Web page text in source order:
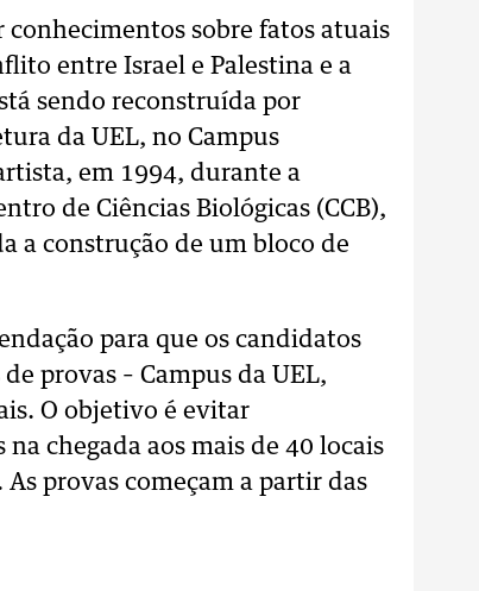
sobre fatos atuais
entre Israel e Palestina e a
sendo reconstruída por
da UEL, no Campus
em 1994, durante a
de Ciências Biológicas (CCB),
a construção de um bloco de
para que os candidatos
provas – Campus da UEL,
O objetivo é evitar
chegada aos mais de 40 locais
provas começam a partir das